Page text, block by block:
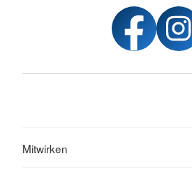
Mitwirken